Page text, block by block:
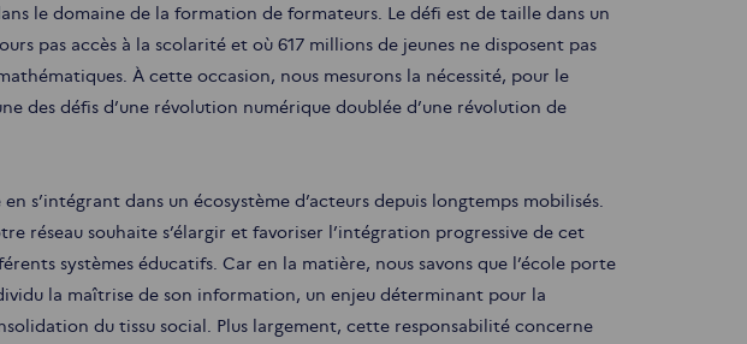
le domaine de la formation de formateurs. Le défi est de taille dans un
pas accès à la scolarité et où 617 millions de jeunes ne disposent pas
À cette occasion, nous mesurons la nécessité, pour le
des défis d’une révolution numérique doublée d’une révolution de
s’intégrant dans un écosystème d’acteurs depuis longtemps mobilisés.
réseau souhaite s’élargir et favoriser l’intégration progressive de cet
systèmes éducatifs. Car en la matière, nous savons que l’école porte
la maîtrise de son information, un enjeu déterminant pour la
du tissu social. Plus largement, cette responsabilité concerne